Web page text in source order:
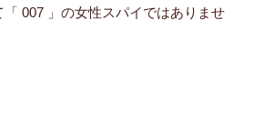
007 」の女性スパイではありませ